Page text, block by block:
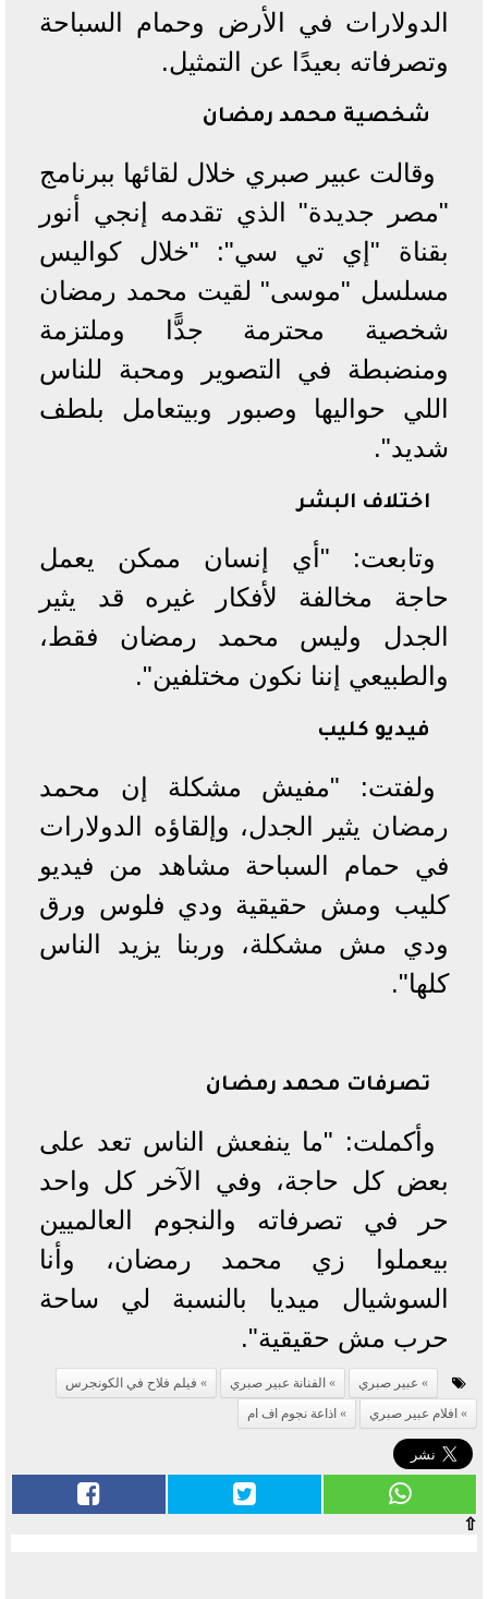
الدولارات في الأرض وحمام السباحة
وتصرفاته بعيدًا عن التمثيل.
شخصية محمد رمضان
وقالت عبير صبري خلال لقائها ببرنامج
"مصر جديدة" الذي تقدمه إنجي أنور
بقناة "إي تي سي": "خلال كواليس
مسلسل "موسى" لقيت محمد رمضان
شخصية محترمة جدًّا وملتزمة
ومنضبطة في التصوير ومحبة للناس
اللي حواليها وصبور وبيتعامل بلطف
شديد".
اختلاف البشر
وتابعت: "أي إنسان ممكن يعمل
حاجة مخالفة لأفكار غيره قد يثير
الجدل وليس محمد رمضان فقط،
والطبيعي إننا نكون مختلفين".
فيديو كليب
ولفتت: "مفيش مشكلة إن محمد
رمضان يثير الجدل، وإلقاؤه الدولارات
في حمام السباحة مشاهد من فيديو
كليب ومش حقيقية ودي فلوس ورق
ودي مش مشكلة، وربنا يزيد الناس
كلها".
تصرفات محمد رمضان
وأكملت: "ما ينفعش الناس تعد على
بعض كل حاجة، وفي الآخر كل واحد
حر في تصرفاته والنجوم العالميين
بيعملوا زي محمد رمضان، وأنا
السوشيال ميديا بالنسبة لي ساحة
حرب مش حقيقية".
عبير صبري الفنانة عبير صبري
فيلم فلاح في الكونجرس
افلام عبير صبري
اذاعة نجوم اف ام
⇧